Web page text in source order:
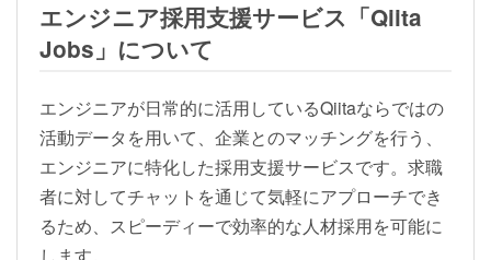
エンジニア採用支援サービス「Qiita
Jobs」について
エンジニアが日常的に活用しているQiitaならではの
活動データを用いて、企業とのマッチングを行う、
エンジニアに特化した採用支援サービスです。求職
者に対してチャットを通じて気軽にアプローチでき
るため、スピーディーで効率的な人材採用を可能に